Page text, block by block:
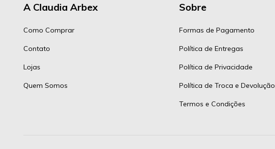
A Claudia Arbex
Como Comprar
Contato
Lojas
Quem Somos
Sobre
Formas de Pagamento
Política de Entregas
Política de Privacidade
Política de Troca e Devolução
Termos e Condições